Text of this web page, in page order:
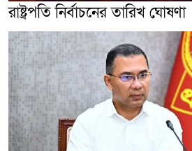
রাষ্ট্রপতি নির্বাচনের তারিখ ঘোষণা